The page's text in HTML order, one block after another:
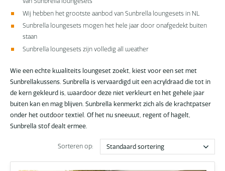
Wij hebben het grootste aanbod van Sunbrella loungesets in NL
Sunbrella loungesets mogen het hele jaar door onafgedekt buiten
staan
Sunbrella loungesets zijn volledig all weather
Wie een echte kwaliteits loungeset zoekt, kiest voor een set met
Sunbrellakussens. Sunbrella is vervaardigd uit een acryldraad die tot in
de kern gekleurd is, waardoor deze niet verkleurt en het gehele jaar
buiten kan en mag blijven. Sunbrella kenmerkt zich als de krachtpatser
onder het outdoor textiel. Of het nu sneeuwt, regent of hagelt,
Sunbrella stof dealt ermee.
Sorteren op: